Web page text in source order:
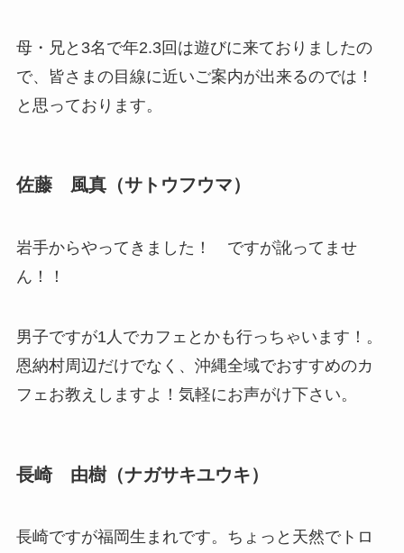
母・兄と3名で年2.3回は遊びに来ておりましたの
で、皆さまの目線に近いご案内が出来るのでは！
と思っております。
佐藤 風真（サトウフウマ）
岩手からやってきました！ ですが訛ってませ
ん！！
男子ですが1人でカフェとかも行っちゃいます！。
恩納村周辺だけでなく、沖縄全域でおすすめのカ
フェお教えしますよ！気軽にお声がけ下さい。
長崎 由樹（ナガサキユウキ）
長崎ですが福岡生まれです。ちょっと天然でトロ